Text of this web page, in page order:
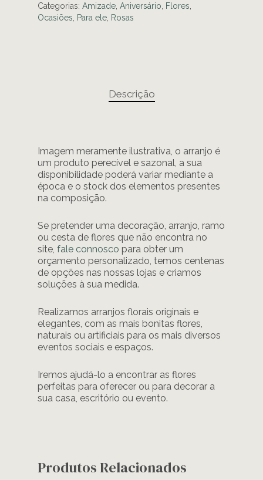
Categorias: Amizade Aniversário Flores
Ocasiões
Para ele Rosas
Descrição
Imagem meramente ilustrativa, o arranjo é
um produto perecível e sazonal, a sua
disponibilidade poderá variar mediante a
época e o stock dos elementos presentes
na composição.
Se pretender uma decoração, arranjo, ramo
ou cesta de flores que não encontra no
site, fale connosco para obter um
orçamento personalizado, temos centenas
de opções nas nossas lojas e criamos
soluções à sua medida.
Realizamos arranjos florais originais e
elegantes, com as mais bonitas flores,
naturais ou artificiais para os mais diversos
eventos sociais e espaços.
Iremos ajudá-lo a encontrar as flores
perfeitas para oferecer ou para decorar a
sua casa, escritório ou evento.
Produtos Relacionados